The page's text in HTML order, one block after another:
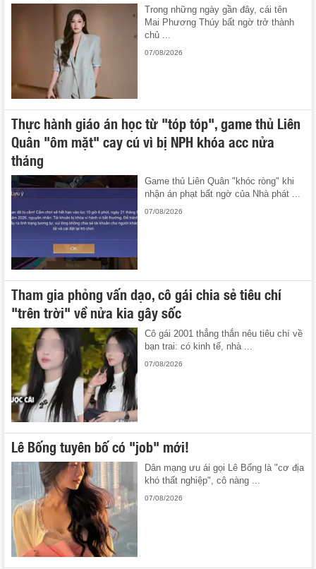
Trong những ngày gần đây, cái tên
Mai Phương Thúy bất ngờ trở thành
chủ ...
07/08/2026
Thực hành giáo án học từ "tóp tóp", game thủ Liên
Quân "ôm mặt" cay cú vì bị NPH khóa acc nửa
tháng
Game thủ Liên Quân "khóc ròng" khi
nhận án phạt bất ngờ của Nhà phát ...
07/08/2026
Tham gia phỏng vấn dạo, cô gái chia sẻ tiêu chí
"trên trời" về nửa kia gây sốc
Cô gái 2001 thẳng thắn nêu tiêu chí về
bạn trai: có kinh tế, nhà ...
07/08/2026
Lê Bống tuyên bố có "job" mới!
Dân mạng ưu ái gọi Lê Bống là "cơ địa
khó thất nghiệp", cô nàng ...
07/08/2026